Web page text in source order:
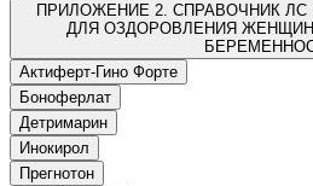
ПРИЛОЖЕНИЕ 2. СПРАВОЧНИК
ДЛЯ ОЗДОРОВЛЕНИЯ
Актиферт-Гино Форте
Боноферлат
Детримарин
Инокирол
Прегнотон